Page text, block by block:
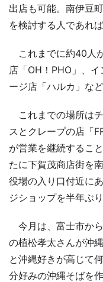
出店も可能。南伊豆
を検討する人であれ
これまでに約40人
店「OH！PHO」、
ージ店「ハルカ」な
これまでの場所は
スとクレープの店「
が営業を継続するこ
たに下賀茂商店街を
役場の入り口付近に
ジショップを半年ぶ
今月は、富士市か
の植松孝太さんが沖
と沖縄好きが高じて
分好みの沖縄そばを